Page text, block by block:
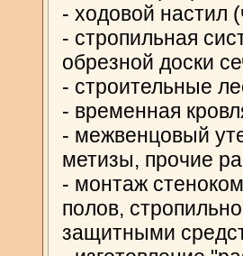
- ходовой настил
- стропильная
обрезной доски
- строительные
- временная
- межвенцовый
метизы, прочие
- монтаж
полов,
защитными